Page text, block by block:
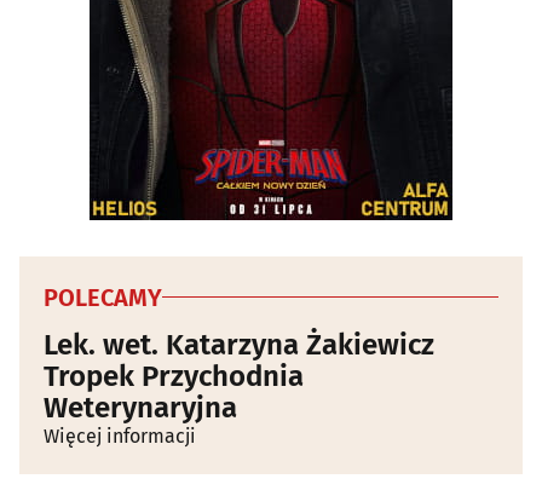
POLECAMY
Lek. wet. Katarzyna Żakiewicz
Tropek Przychodnia
Weterynaryjna
Więcej informacji